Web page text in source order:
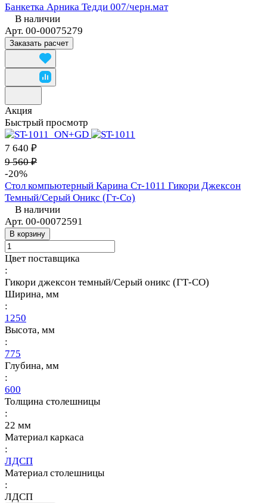
Банкетка Арника Тедди 007/черн.мат
В наличии
Арт. 00-00075279
Заказать расчет
Акция
Быстрый просмотр
7 640 ₽
9 560 ₽
-20%
Стол компьютерный Карина Ст-1011 Гикори Джексон
Темный/Серый Оникс (Гт-Со)
В наличии
Арт. 00-00072591
В корзину
Цвет поставщика
:
Гикори джексон темный/Серый оникс (ГТ-СО)
Ширина, мм
:
1250
Высота, мм
:
775
Глубина, мм
:
600
Толщина столешницы
:
22 мм
Материал каркаса
:
ЛДСП
Материал столешницы
:
ЛДСП